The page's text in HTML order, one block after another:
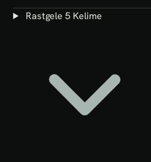
Rastgele 5 Kelime